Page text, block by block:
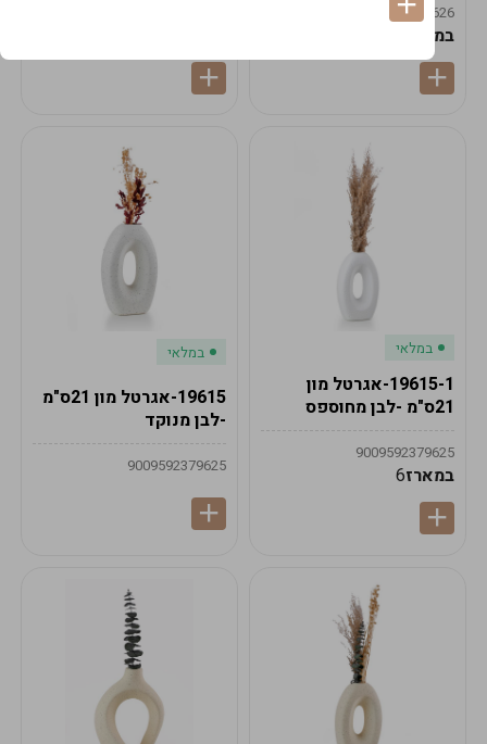
9009492379626
במארז
במלאי
19615-1-אגרטל מון
21ס"מ -לבן מחוספס
9009592379625
במארז6
במלאי
19615-אגרטל מון 21ס"מ
-לבן מנוקד
9009592379625